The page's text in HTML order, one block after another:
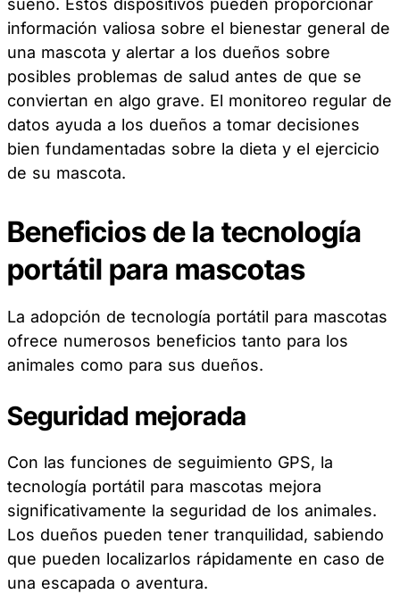
sueño. Estos dispositivos pueden proporcionar
información valiosa sobre el bienestar general de
una mascota y alertar a los dueños sobre
posibles problemas de salud antes de que se
conviertan en algo grave. El monitoreo regular de
datos ayuda a los dueños a tomar decisiones
bien fundamentadas sobre la dieta y el ejercicio
de su mascota.
Beneficios de la tecnología
portátil para mascotas
La adopción de tecnología portátil para mascotas
ofrece numerosos beneficios tanto para los
animales como para sus dueños.
Seguridad mejorada
Con las funciones de seguimiento GPS, la
tecnología portátil para mascotas mejora
significativamente la seguridad de los animales.
Los dueños pueden tener tranquilidad, sabiendo
que pueden localizarlos rápidamente en caso de
una escapada o aventura.